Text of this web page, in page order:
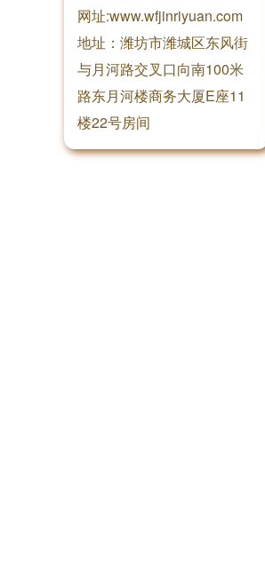
网址:www.wfjinriyuan.com
地址：潍坊市潍城区东风街
与月河路交叉口向南100米
路东月河楼商务大厦E座11
楼22号房间